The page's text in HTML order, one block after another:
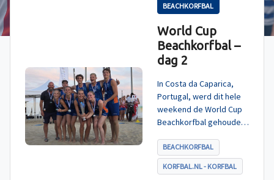
BEACHKORFBAL
World Cup
Beachkorfbal –
dag 2
In Costa da Caparica,
Portugal, werd dit hele
weekend de World Cup
Beachkorfbal gehouden.
tegen België, die
eindigde in shoot-outs,
was het Nederland dat
BEACHKORFBAL
KORFBAL.NL - KORFBAL